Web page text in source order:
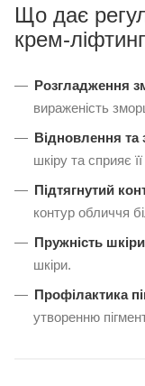
Що дає
крем-
Розгладження
вираженість
Відновлення
шкіру та сприяє
Підтягнутий
контур обличчя
Пружність
шкіри.
Профілактика
утворенню